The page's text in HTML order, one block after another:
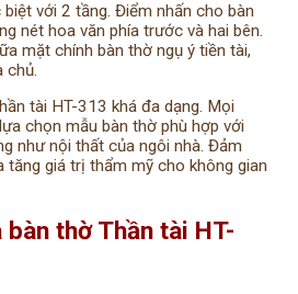
với 2 tầng. Điểm nhấn cho bàn
nét hoa văn phía trước và hai bên.
mặt chính bàn thờ ngụ ý tiền tài,
chủ.
tài HT-313 khá đa dạng. Mọi
chọn mẫu bàn thờ phù hợp với
như nội thất của ngôi nhà. Đảm
tăng giá trị thẩm mỹ cho không gian
thờ Thần tài HT-